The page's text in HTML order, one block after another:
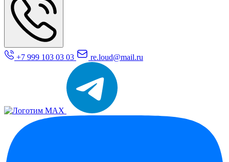
+7 999 103 03 03 re.loud@mail.ru